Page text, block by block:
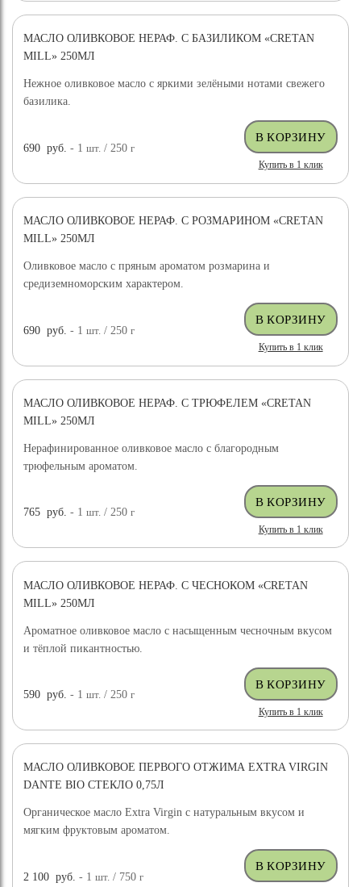
МАСЛО ОЛИВКОВОЕ НЕРАФ. С БАЗИЛИКОМ «CRETAN
MILL» 250МЛ
Нежное оливковое масло с яркими зелёными нотами свежего
базилика.
690 руб. - 1шт. / 250г
Купить в 1 клик
МАСЛО ОЛИВКОВОЕ НЕРАФ. С РОЗМАРИНОМ «CRETAN
MILL» 250МЛ
Оливковое масло с пряным ароматом розмарина и
средиземноморским характером.
690 руб. - 1шт. / 250г
Купить в 1 клик
МАСЛО ОЛИВКОВОЕ НЕРАФ. С ТРЮФЕЛЕМ «CRETAN
MILL» 250МЛ
Нерафинированное оливковое масло с благородным
трюфельным ароматом.
765 руб. - 1шт. / 250г
Купить в 1 клик
МАСЛО ОЛИВКОВОЕ НЕРАФ. С ЧЕСНОКОМ «CRETAN
MILL» 250МЛ
Ароматное оливковое масло с насыщенным чесночным вкусом
и тёплой пикантностью.
590 руб. - 1шт. / 250г
Купить в 1 клик
НОВИНКА
МАСЛО ОЛИВКОВОЕ ПЕРВОГО ОТЖИМА EXTRA VIRGIN
DANTE BIO СТЕКЛО 0,75Л
Органическое масло Extra Virgin с натуральным вкусом и
мягким фруктовым ароматом.
2 100 руб. - 1шт. / 750г